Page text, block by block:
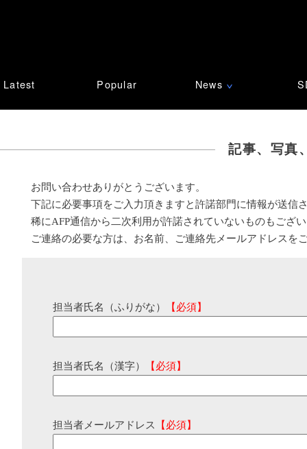
Latest Popular News ∨
記事、写真
お問い合わせありがとうございます。
下記に必要事項をご入力頂きますと許諾部門に情報が送信
稀にAFP通信から二次利用が許諾されていないものもござ
ご連絡の必要な方は、お名前、ご連絡先メールアドレスを
担当者氏名（ふりがな） 【必須】
担当者氏名（漢字） 【必須】
担当者メールアドレス 【必須】